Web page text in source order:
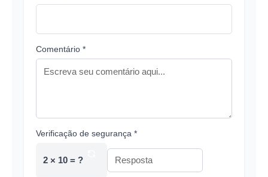
Comentário *
Verificação de segurança *
2 × 10 = ?